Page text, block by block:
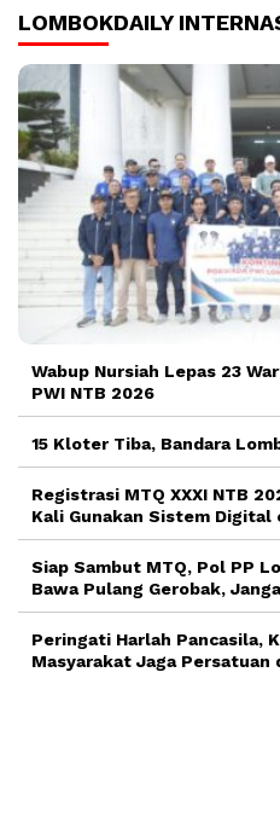
LOMBOKDAILY
Wabup Nursiah Lepas 23
PWI NTB 2026
15 Kloter Tiba, Bandara
Registrasi MTQ XXXI NTB
Kali Gunakan Sistem Digital
Siap Sambut MTQ, Pol PP
Bawa Pulang Gerobak,
Peringati Harlah Pancasila,
Masyarakat Jaga Persatuan